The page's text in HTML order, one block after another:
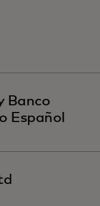
Banco
Español